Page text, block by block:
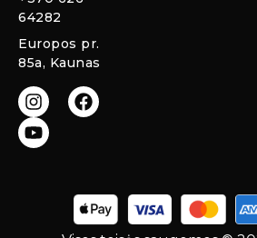
64282
Europos pr.
85a, Kaunas